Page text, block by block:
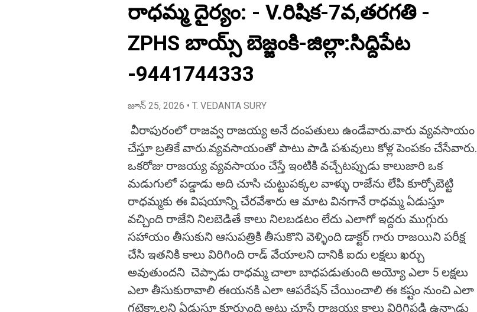
రాధమ్మ దైర్యం: - V.రిషిక-7వ,తరగతి -
ZPHS బాయ్స్ బెజ్జంకి-జిల్లా:సిద్దిపేట
-9441744333
జూన్ 25, 2026 • T. VEDANTA SURY
వీరాపురంలో రాజవ్వ రాజయ్య అనే దంపతులు ఉండేవారు.వారు వ్యవసాయం
చేస్తూ బ్రతికే వారు.వ్యవసాయంతో పాటు పాడి పశువులు కోళ్ల పెంపకం చేసేవారు.
ఒకరోజు రాజయ్య వ్యవసాయం చేస్తే ఇంటికి వచ్చేటప్పుడు కాలుజారి ఒక
మడుగులో పడ్డాడు అది చూసి చుట్టుపక్కల వాళ్ళు రాజేను లేపి కూర్చోబెట్టి
రాధమ్మకు ఈ విషయాన్ని చేరవేశారు ఆ మాట వినగానే రాధమ్మ ఏడుస్తూ
వచ్చింది రాజేని నిలబెడితే కాలు నిలబడటం లేదు ఎలాగో ఇద్దరు ముగ్గురు
సహాయం తీసుకుని ఆసుపత్రికి తీసుకొని వెళ్ళింది డాక్టర్ గారు రాజయిని పరీక్ష
చేసి ఇతనికి కాలు విరిగింది రాడ్ వేయాలని దానికి ఐదు లక్షలు ఖర్చు
అవుతుందని చెప్పాడు రాధమ్మ చాలా బాధపడుతుంది అయ్యో ఎలా 5 లక్షలు
ఎలా తీసుకురావాలి ఈయనకి ఎలా ఆపరేషన్ చేయించాలి ఈ కష్టం నుంచి ఎలా
గట్టెక్కాలని ఏడుస్తూ కూర్చుంది అటు చూస్తే రాజయ్య కాలు విరిగిపడి ఉన్నాడు